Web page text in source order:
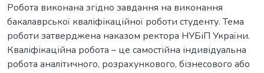
Робота виконана згідно завдання на виконання
бакалаврської кваліфікаційної роботи студенту. Тема
роботи затверджена наказом ректора НУБіП України.
Кваліфікаційна робота – це самостійна індивідуальна
робота аналітичного, розрахункового, бізнесового або